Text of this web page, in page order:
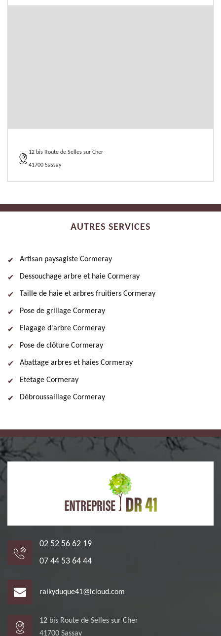
12 bis Route de Selles sur Cher
41700 Sassay
AUTRES SERVICES
Artisan paysagiste Cormeray
Dessouchage arbre et haie Cormeray
Taille de haie et arbres fruitiers Cormeray
Pose de grillage Cormeray
Elagage d'arbre Cormeray
Pose de clôture Cormeray
Abattage arbres et haies Cormeray
Etetage Cormeray
Débroussaillage Cormeray
02 52 56 62 19
07 44 53 64 44
raikyduque41@icloud.com
12 bis Route de Selles sur Cher
41700 Sassay